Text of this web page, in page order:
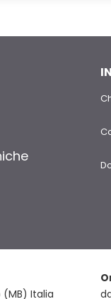
(MB) Italia